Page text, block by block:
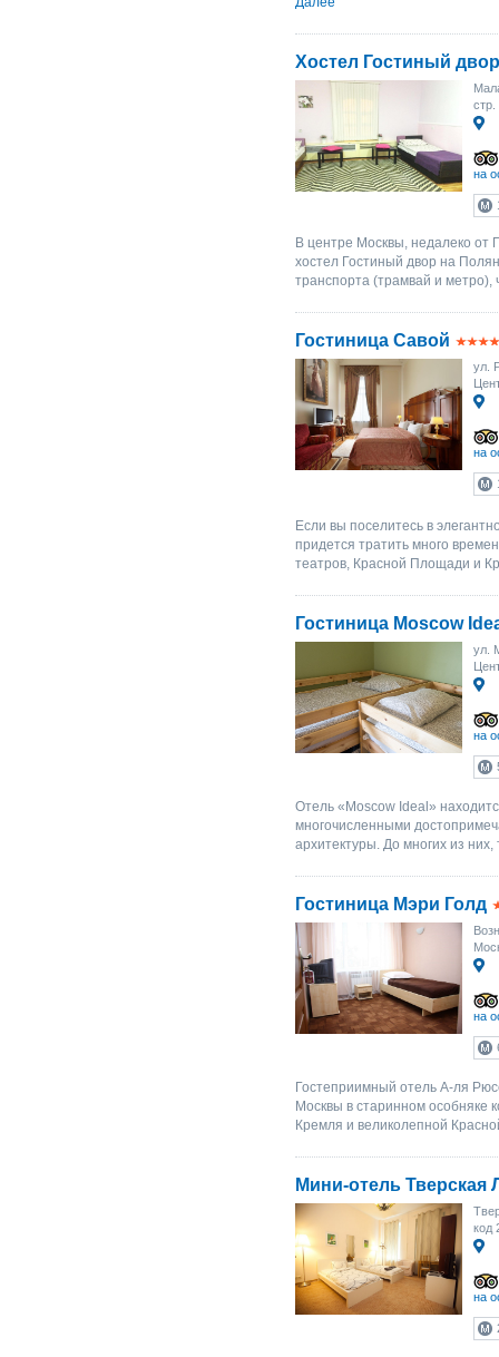
Хостел Гостиный
стр.
на
В центре Москвы, недалеко от
хостел Гостиный двор на
транспорта (трамвай и метро),
Гостиница Савой
ул.
на
Если вы поселитесь в
придется тратить много
театров, Красной Площади и
Гостиница Moscow
ул.
на
Отель «Moscow Ideal»
многочисленными
архитектуры. До многих из
Гостиница Мэри Голд
на
Гостеприимный отель А-ля
Москвы в старинном особняке
Кремля и великолепной
Мини-отель Тверская
код
на